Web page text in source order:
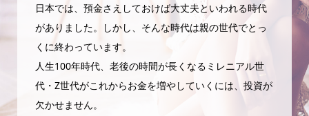
日本では、預金さえしておけば大丈夫といわれる時代
がありました。しかし、そんな時代は親の世代でとっ
くに終わっています。
人生100年時代、老後の時間が長くなるミレニアル世
代・Z世代がこれからお金を増やしていくには、投資が
欠かせません。